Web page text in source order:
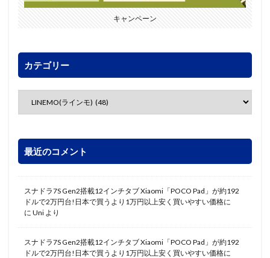
キャンペーン
カテゴリー
最近のコメント
スナドラ7S Gen2搭載12インチタブ Xiaomi「POCO Pad」が約192
ドルで2万円台!日本で買うより1万円以上安く買いやすい価格に
に Uni より
スナドラ7S Gen2搭載12インチタブ Xiaomi「POCO Pad」が約192
ドルで2万円台!日本で買うより1万円以上安く買いやすい価格に